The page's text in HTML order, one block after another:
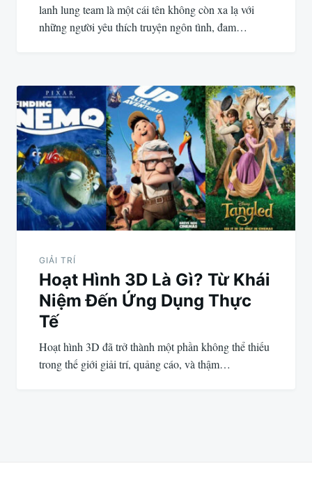
lanh lung team là một cái tên không còn xa lạ với
những người yêu thích truyện ngôn tình, đam…
GIẢI TRÍ
Hoạt Hình 3D Là Gì? Từ Khái
Niệm Đến Ứng Dụng Thực
Tế
Hoạt hình 3D đã trở thành một phần không thể thiếu
trong thế giới giải trí, quảng cáo, và thậm…